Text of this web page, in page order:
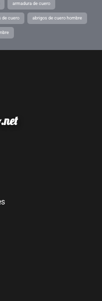
armadura de cuero
de cuero abrigos de cuero hombre